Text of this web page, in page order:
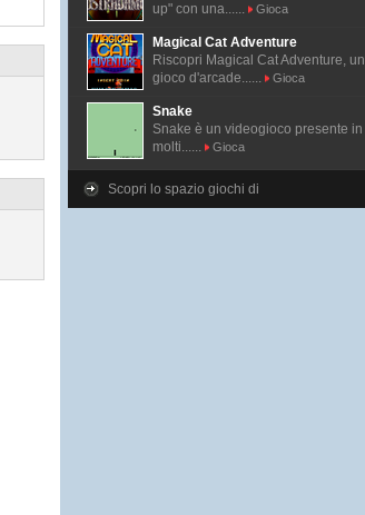
up" con una......
Gioca
Magical Cat Adventure
Riscopri Magical Cat Adventure, un
gioco d'arcade......
Gioca
Snake
Snake è un videogioco presente in
molti......
Gioca
Scopri lo spazio giochi di